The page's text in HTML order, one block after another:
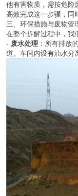
他有害物质，需按危险
高效完成这一步骤，同
三、环保措施与废物管
在整个拆解过程中，我
- 废水处理 ：所有排放
道。车间内设有油水分